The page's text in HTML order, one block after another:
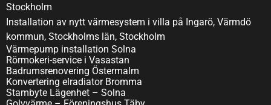
Stockholm
Installation av nytt värmesystem i villa på Ingarö, Värmdö
kommun, Stockholms län, Stockholm
Värmepump installation Solna
Rörmokeri-service i Vasastan
Badrumsrenovering Östermalm
Konvertering elradiator Bromma
Stambyte Lägenhet – Solna